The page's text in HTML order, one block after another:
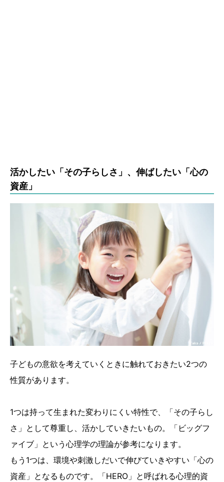
活かしたい「その子らしさ」、伸ばしたい「心の
資産」
子どもの意欲を考えていくときに触れておきたい2つの
性質があります。
1つは持って生まれた変わりにくい特性で、「その子らし
さ」として尊重し、活かしていきたいもの。「ビッグフ
ァイブ」という心理学の理論が参考になります。
もう1つは、環境や刺激しだいで伸びていきやすい「心の
資産」となるものです。「HERO」と呼ばれる心理的資